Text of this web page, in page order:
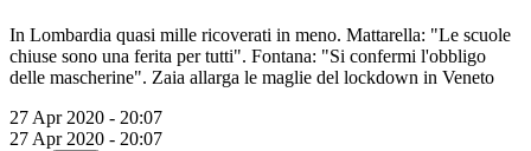
In Lombardia quasi mille ricoverati in meno. Mattarella: "Le scuole
chiuse sono una ferita per tutti". Fontana: "Si confermi l'obbligo
delle mascherine". Zaia allarga le maglie del lockdown in Veneto
27 Apr 2020 - 20:07
27 Apr 2020 - 20:07